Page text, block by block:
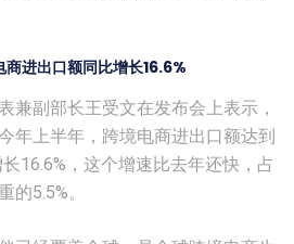
进出口额同比增长16.6%
兼副部长王受文在发布会上表示，
年上半年，跨境电商进出口额达到
16.6%，这个增速比去年还快，占
的5.5%。